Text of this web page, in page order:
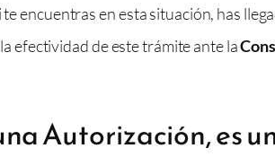
encuentras en esta situación, has
efectividad de este trámite ante la
Autorización, es